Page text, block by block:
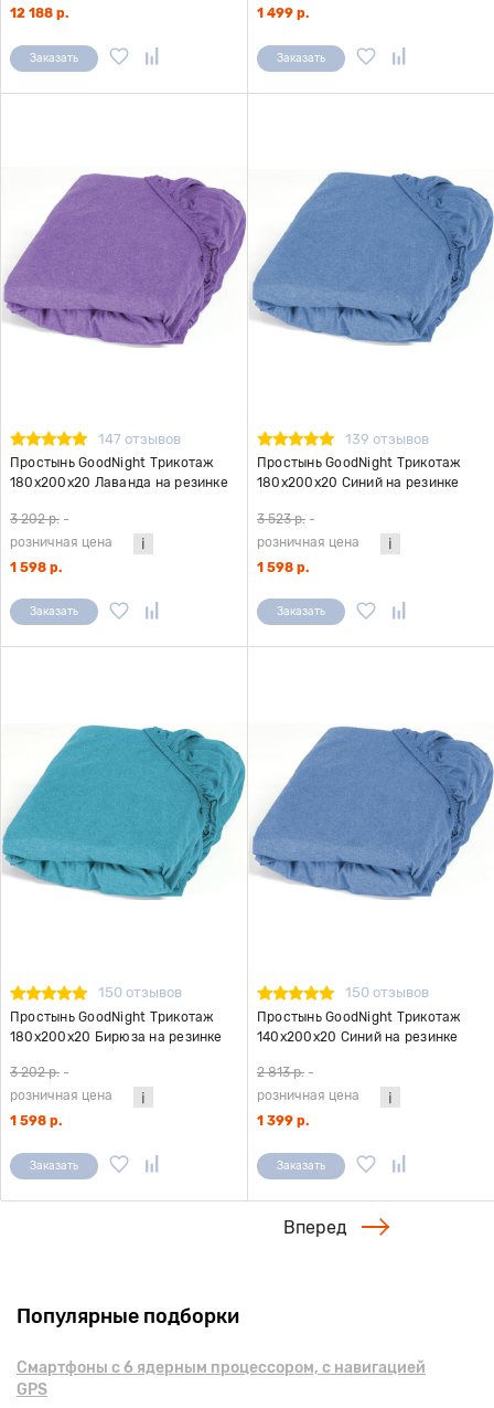
12 188 р.
Заказать
1 499 р.
Заказать
147 отзывов
Простынь GoodNight Трикотаж
180х200х20 Лаванда на резинке
3 202 р. -
розничная цена
1 598 р.
Заказать
139 отзывов
Простынь GoodNight Трикотаж
180х200х20 Синий на резинке
3 523 р. -
розничная цена
1 598 р.
Заказать
150 отзывов
Простынь GoodNight Трикотаж
180х200х20 Бирюза на резинке
3 202 р. -
розничная цена
1 598 р.
Заказать
150 отзывов
Простынь GoodNight Трикотаж
140х200х20 Синий на резинке
2 813 р. -
розничная цена
1 399 р.
Заказать
Вперед
Популярные подборки
Смартфоны с 6 ядерным процессором, с навигацией
GPS